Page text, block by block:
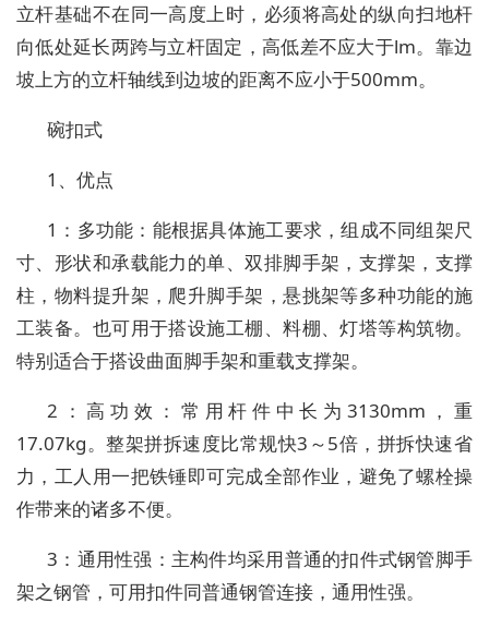
立杆基础不在同一高度上时，必须将高处的纵向扫地杆
向低处延长两跨与立杆固定，高低差不应大于lm。靠边
坡上方的立杆轴线到边坡的距离不应小于500mm。
碗扣式
1、优点
1：多功能：能根据具体施工要求，组成不同组架尺
寸、形状和承载能力的单、双排脚手架，支撑架，支撑
柱，物料提升架，爬升脚手架，悬挑架等多种功能的施
工装备。也可用于搭设施工棚、料棚、灯塔等构筑物。
特别适合于搭设曲面脚手架和重载支撑架。
2：高功效：常用杆件中长为3130mm，重
17.07kg。整架拼拆速度比常规快3～5倍，拼拆快速省
力，工人用一把铁锤即可完成全部作业，避免了螺栓操
作带来的诸多不便。
3：通用性强：主构件均采用普通的扣件式钢管脚手
架之钢管，可用扣件同普通钢管连接，通用性强。